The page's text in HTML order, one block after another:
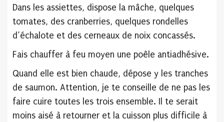
Dans les assiettes, dispose la mâche, quelques
tomates, des cranberries, quelques rondelles
d’échalote et des cerneaux de noix concassés.
Fais chauffer à feu moyen une poêle antiadhésive.
Quand elle est bien chaude, dépose y les tranches
de saumon. Attention, je te conseille de ne pas les
faire cuire toutes les trois ensemble. Il te serait
moins aisé à retourner et la cuisson plus difficile à